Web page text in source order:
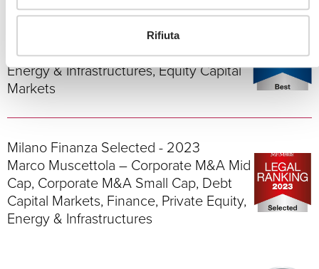
Rifiuta
Milano Finanza Best - 2023
Corporate M&A Small Cap, Employment,
Energy & Infrastructures, Equity Capital
Markets
Milano Finanza Selected - 2023
Marco Muscettola – Corporate M&A Mid
Cap, Corporate M&A Small Cap, Debt
Capital Markets, Finance, Private Equity,
Energy & Infrastructures